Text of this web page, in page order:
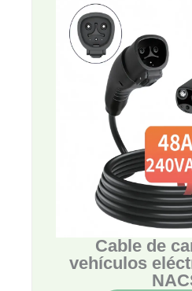
Cable de
vehículos